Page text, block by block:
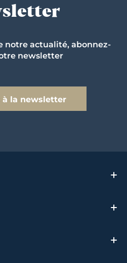
notre actualité, abonnez-
newsletter
à la newsletter